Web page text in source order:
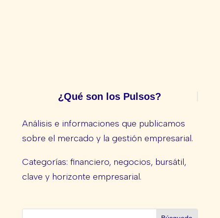
¿Qué son los Pulsos?
Análisis e informaciones que publicamos
sobre el mercado y la gestión empresarial.
Categorías: financiero, negocios, bursátil,
clave y horizonte empresarial.